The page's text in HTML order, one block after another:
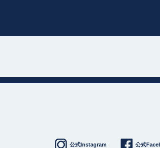
公式Instagram 公式